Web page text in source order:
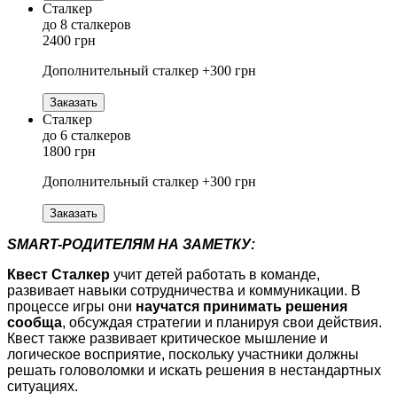
Сталкер
до 8 сталкеров
2400 грн
Дополнительный сталкер +300 грн
Заказать
Сталкер
до 6 сталкеров
1800 грн
Дополнительный сталкер +300 грн
Заказать
SMART-РОДИТЕЛЯМ НА ЗАМЕТКУ:
Квест Сталкер учит детей работать в команде,
развивает навыки сотрудничества и коммуникации. В
процессе игры они научатся принимать решения
сообща, обсуждая стратегии и планируя свои действия.
Квест также развивает критическое мышление и
логическое восприятие, поскольку участники должны
решать головоломки и искать решения в нестандартных
ситуациях.